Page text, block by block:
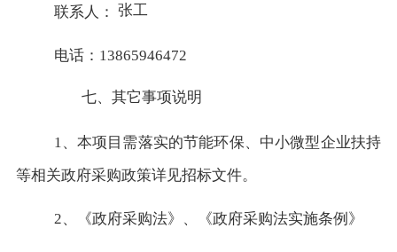
联系人： 张工
电话：13865946472
七、其它事项说明
1、本项目需落实的节能环保、中小微型企业扶持
等相关政府采购政策详见招标文件。
2、《政府采购法》、《政府采购法实施条例》